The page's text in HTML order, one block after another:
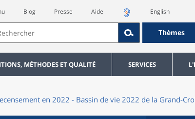
Blog Presse Aide English
Thèmes
MÉTHODES ET QUALITÉ SERVICES
en 2022 - Bassin de vie 2022 de la Grand-